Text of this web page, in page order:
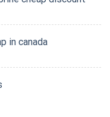
in canada